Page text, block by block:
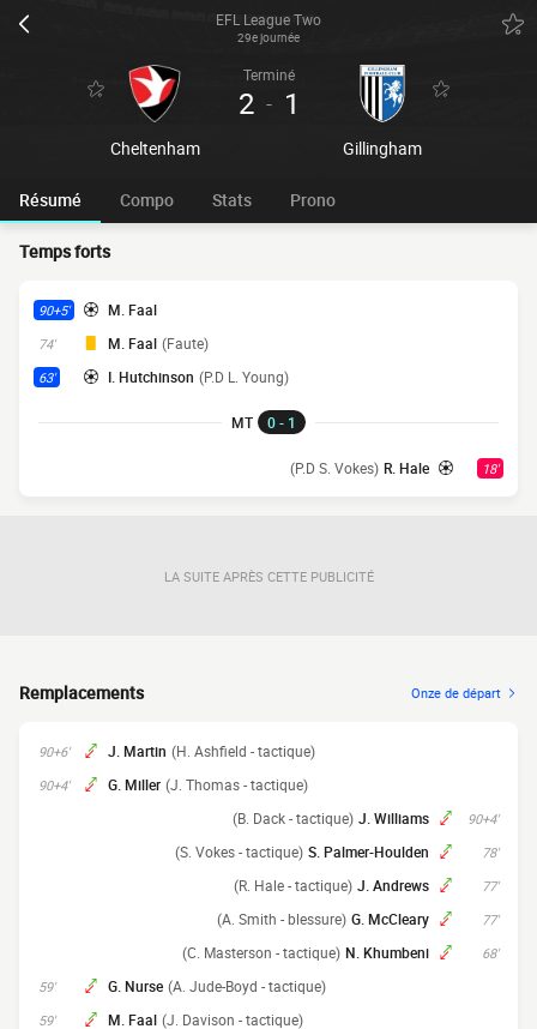
EFL League Two
29e journée
Cheltenham
Terminé
2 - 1
Gillingham
Résumé Compo Stats Prono
Temps forts
90+5' M. Faal
74' M. Faal (Faute)
63' I. Hutchinson (P.D L. Young)
MT 0 - 1
18'
R. Hale
(P.D S. Vokes)
LA SUITE APRÈS CETTE PUBLICITÉ
Remplacements Onze de départ
90+6' J. Martin (H. Ashfield - tactique)
90+4' G. Miller (J. Thomas - tactique)
90+4'
J. Williams
(B. Dack - tactique)
78'
S. Palmer-Houlden
(S. Vokes - tactique)
77'
J. Andrews
(R. Hale - tactique)
77'
G. McCleary
(A. Smith - blessure)
68'
N. Khumbeni
(C. Masterson - tactique)
59' G. Nurse (A. Jude-Boyd - tactique)
59' M. Faal (J. Davison - tactique)